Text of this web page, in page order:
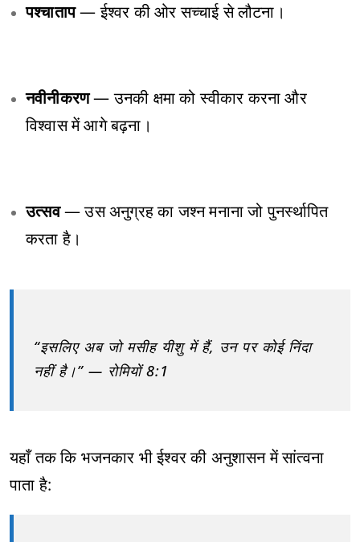
पश्चाताप— ईश्वर की ओर सच्चाई से लौटना।
नवीनीकरण— उनकी क्षमा को स्वीकार करना और
विश्वास में आगे बढ़ना।
उत्सव— उस अनुग्रह का जश्न मनाना जो पुनर्स्थापित
करता है।
“इसलिए अब जो मसीह यीशु में हैं, उन पर कोई निंदा
नहीं है।” — रोमियों 8:1
यहाँ तक कि भजनकार भी ईश्वर की अनुशासन में सांत्वना
पाता है: